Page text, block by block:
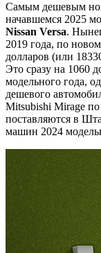
Самым дешевым
начавшемся 2025
Nissan Versa.
2019 года, по
долларов (или
Это сразу на 1060
модельного года,
дешевого
Mitsubishi Mirage
поставляются в
машин 2024